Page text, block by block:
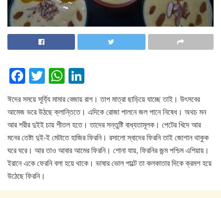
F
a
c
e
b
o
o
k
T
wi
tt
er
W
h
at
s
A
p
p
n
k
e
dI
n
ঈদের সময়ে সূর্য্যি মামার বেজায় রাগ। তাপ মাত্রা ছাড়িয়ে যাচ্ছে তাই। উৎসবের
আমেজ ভরে উঠছে ক্লান্তিতে। এদিকে রোজা পালনে জল পানে নিষেধ। অথচ মন
আর শরীর দুইই চায় শীতল হতে। তাদের সন্তুষ্টি বাধ্যতামূলক। পেটের খিদে আর
মনের তেষ্টা দুই-ই মেটাতে হাজির ফিরনি। রসালো স্বাদের ফিরনি তাই জোগান থাকুক
ঘরে ঘরে। আর তাও আবার আমের ফিরনি। শোনা যায়, ফিরনির জন্ম পশ্চিম এশিয়ায়।
ইরানে একে ফেরনি বলা হয়ে থাকে। ভাষার ভোল পাল্টে তা কলকাতার দিকে ক্রমশ হয়ে
উঠেছে ফিরনি।